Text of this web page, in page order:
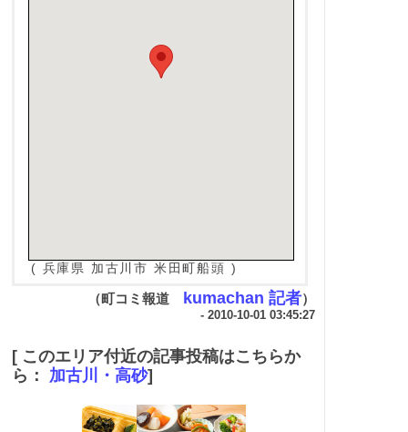
( 兵庫県 加古川市 米田町船頭 )
（町コミ報道 kumachan 記者）
- 2010-10-01 03:45:27
[ このエリア付近の記事投稿はこちらか
ら： 加古川・高砂]